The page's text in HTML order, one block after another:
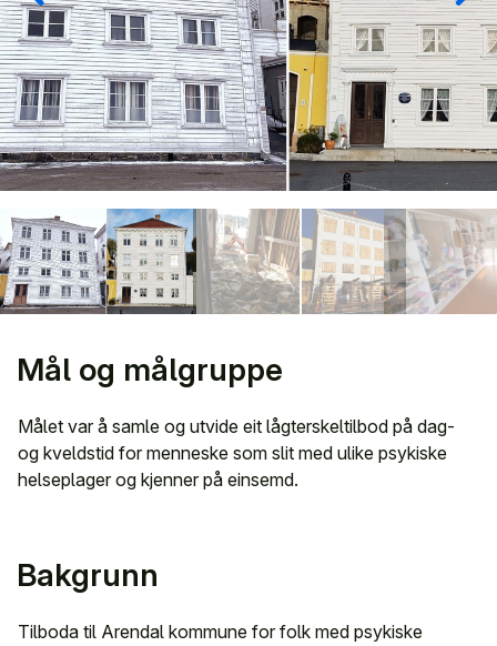
Mål og målgruppe
Målet var å samle og utvide eit lågterskeltilbod på dag-
og kveldstid for menneske som slit med ulike psykiske
helseplager og kjenner på einsemd.
Bakgrunn
Tilboda til Arendal kommune for folk med psykiske